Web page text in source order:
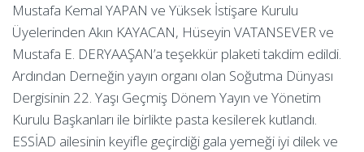
Mustafa Kemal YAPAN ve Yüksek İstişare Kurulu
Üyelerinden Akın KAYACAN, Hüseyin VATANSEVER ve
Mustafa E. DERYAAŞAN’a teşekkür plaketi takdim edildi.
Ardından Derneğin yayın organı olan Soğutma Dünyası
Dergisinin 22. Yaşı Geçmiş Dönem Yayın ve Yönetim
Kurulu Başkanları ile birlikte pasta kesilerek kutlandı.
ESSİAD ailesinin keyifle geçirdiği gala yemeği iyi dilek ve